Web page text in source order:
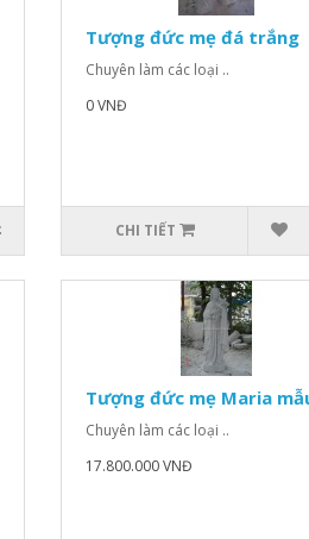
Tượng đức mẹ đá trắng
Chuyên làm các loại ..
0 VNĐ
CHI TIẾT
Tượng đức mẹ Maria
Chuyên làm các loại ..
17.800.000 VNĐ